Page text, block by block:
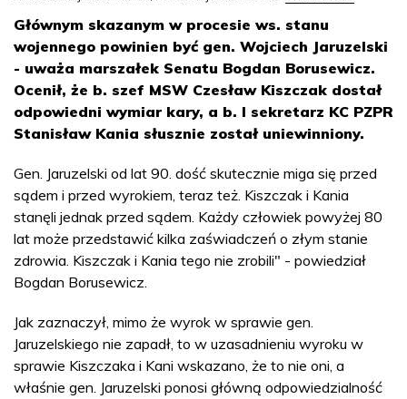
Głównym skazanym w procesie ws. stanu
wojennego powinien być gen. Wojciech Jaruzelski
- uważa marszałek Senatu Bogdan Borusewicz.
Ocenił, że b. szef MSW Czesław Kiszczak dostał
odpowiedni wymiar kary, a b. I sekretarz KC PZPR
Stanisław Kania słusznie został uniewinniony.
Gen. Jaruzelski od lat 90. dość skutecznie miga się przed
sądem i przed wyrokiem, teraz też. Kiszczak i Kania
stanęli jednak przed sądem. Każdy człowiek powyżej 80
lat może przedstawić kilka zaświadczeń o złym stanie
zdrowia. Kiszczak i Kania tego nie zrobili" - powiedział
Bogdan Borusewicz.
Jak zaznaczył, mimo że wyrok w sprawie gen.
Jaruzelskiego nie zapadł, to w uzasadnieniu wyroku w
sprawie Kiszczaka i Kani wskazano, że to nie oni, a
właśnie gen. Jaruzelski ponosi główną odpowiedzialność